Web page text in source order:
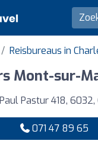
Reisbureaus in
Mont-sur-
Pastur 418,
071 47 89 65